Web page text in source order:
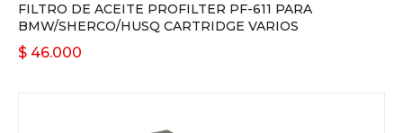
FILTRO DE ACEITE PROFILTER PF-611 PARA
BMW/SHERCO/HUSQ CARTRIDGE VARIOS
$ 46.000